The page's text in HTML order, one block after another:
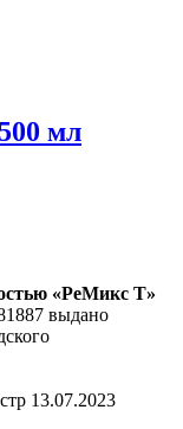
мл
«РеМикс Т»
выдано
13.07.2023